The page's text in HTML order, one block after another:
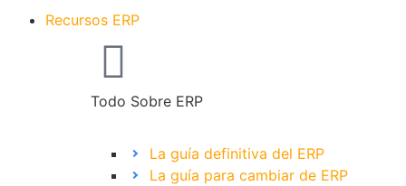
Recursos ERP
Todo Sobre ERP
La guía definitiva del ERP
La guía para cambiar de ERP